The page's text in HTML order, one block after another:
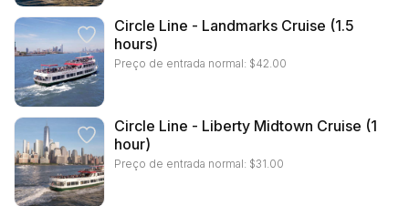
Circle Line - Landmarks Cruise (1.5
hours)
Preço de entrada normal: $42.00
Circle Line - Liberty Midtown Cruise (1
hour)
Preço de entrada normal: $31.00